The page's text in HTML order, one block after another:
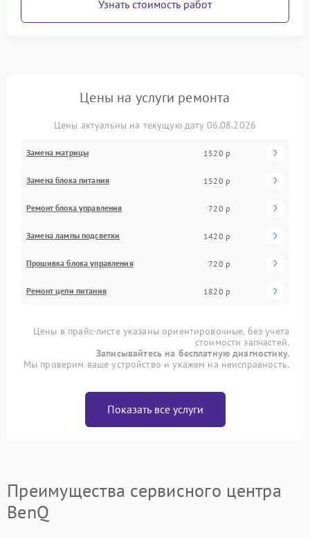
Узнать стоимость работ
Цены на услуги ремонта
Цены актуальны на текущую дату 06.08.2026
Замена матрицы 1520 р
Замена блока питания 1520 р
Ремонт блока управления 720 р
Замена лампы подсветки 1420 р
Прошивка блока управления 720 р
Ремонт цепи питания 1820 р
Цены в прайс-листе указаны ориентировочные, без учета
стоимости запчастей.
Записывайтесь на бесплатную диагностику.
Мы проверим ваше устройство и укажем на неисправность.
Показать все услуги
Преимущества сервисного центра
BenQ